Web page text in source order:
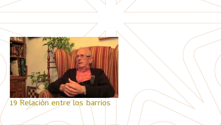
19 Relación entre los barrios